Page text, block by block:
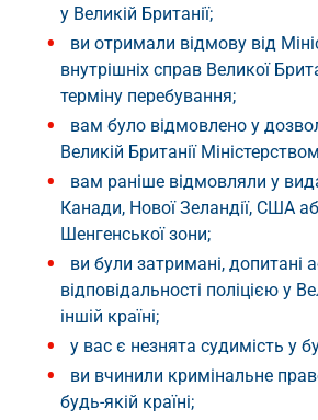
у Великій Британії;
ви отримали відмову від
внутрішніх справ Великої
терміну перебування;
вам було відмовлено у
Великій Британії
вам раніше відмовляли у
Канади, Нової Зеландії, США
Шенгенської зони;
ви були затримані, допитані
відповідальності поліцією у
іншій країні;
у вас є незнята судимість у
ви вчинили кримінальне
будь-якій країні;